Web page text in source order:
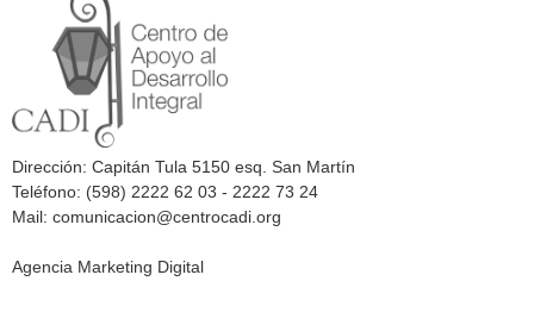
Dirección: Capitán Tula 5150 esq. San Martín
Teléfono: (598) 2222 62 03 - 2222 73 24
Mail: comunicacion@centrocadi.org
Agencia Marketing Digital